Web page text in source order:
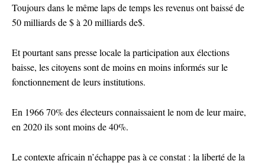
Toujours dans le même laps de temps les revenus ont baissé de
50 milliards de $ à 20 milliards de$.
Et pourtant sans presse locale la participation aux élections
baisse, les citoyens sont de moins en moins informés sur le
fonctionnement de leurs institutions.
En 1966 70% des électeurs connaissaient le nom de leur maire,
en 2020 ils sont moins de 40%.
Le contexte africain n’échappe pas à ce constat : la liberté de la